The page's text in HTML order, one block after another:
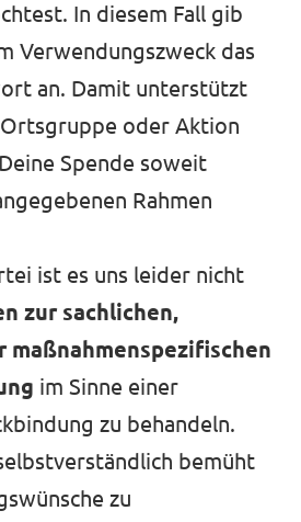
In diesem Fall gib
Verwendungszweck das
an. Damit unterstützt
oder Aktion
Spende soweit
Rahmen
ist es uns leider nicht
zur sachlichen,
maßnahmenspezifischen
im Sinne einer
zu behandeln.
bemüht
zu